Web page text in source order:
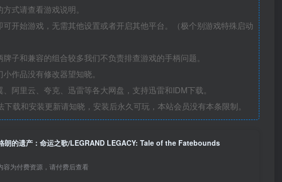
式请查看游戏说明。
开始游戏，无需其他设置或者开启其他平台。（极个别游戏特殊启动
子和兼容的组合较多我们不负责排查游戏的手柄问题。
作品没有修改器望知晓。
阿里云、夸克、迅雷等各大网盘，支持迅雷和IDM下载。
载和安装更新请知晓，安装后永久可玩，本站会员没有本条限制。
朗的遗产：命运之歌/LEGRAND LEGACY: Tale of the Fatebounds
容为付费资源，请付费后查看